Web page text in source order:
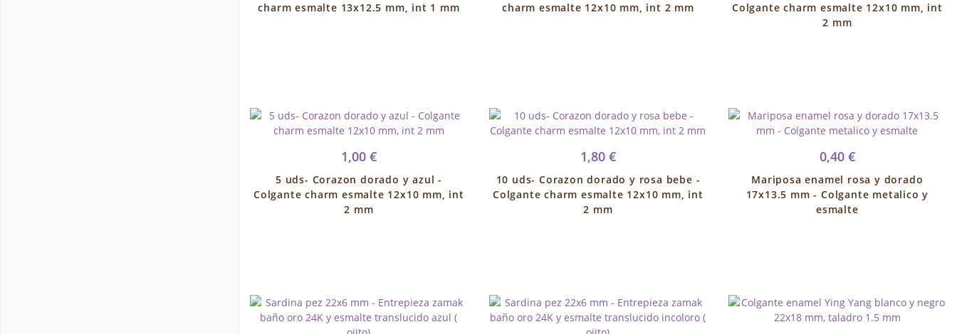
charm esmalte 13x12.5 mm, int 1 mm
charm esmalte 12x10 mm, int 2 mm
Colgante charm esmalte 12x10 mm, int
2 mm
1,00 €
5 uds- Corazon dorado y azul -
Colgante charm esmalte 12x10 mm, int
2 mm
1,80 €
10 uds- Corazon dorado y rosa bebe -
Colgante charm esmalte 12x10 mm, int
2 mm
0,40 €
Mariposa enamel rosa y dorado
17x13.5 mm - Colgante metalico y
esmalte